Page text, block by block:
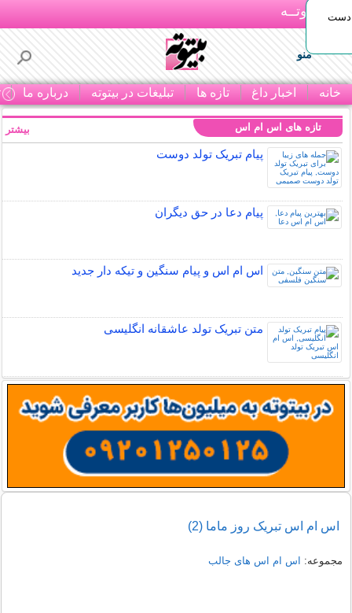
بـیتوتــه
منو
خانه اخبار داغ تازه ها تبلیغات در بیتوته درباره ما
دست
تازه های اس ام اس
پیام تبریک تولد دوست
پیام دعا در حق دیگران
اس ام اس و پیام سنگین و تیکه دار جدید
متن تبریک تولد عاشقانه انگلیسی
بیشتر
اس ام اس تبریک روز ماما (2)
مجموعه: اس ام اس های جالب